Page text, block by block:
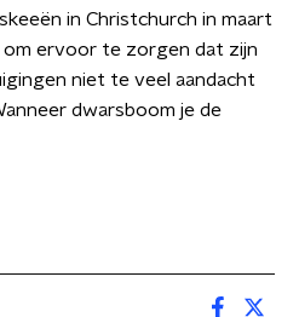
in Christchurch in maart
ervoor te zorgen dat zijn
niet te veel aandacht
dwarsboom je de